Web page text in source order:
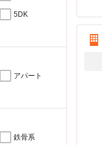
5DK
アパート
鉄骨系